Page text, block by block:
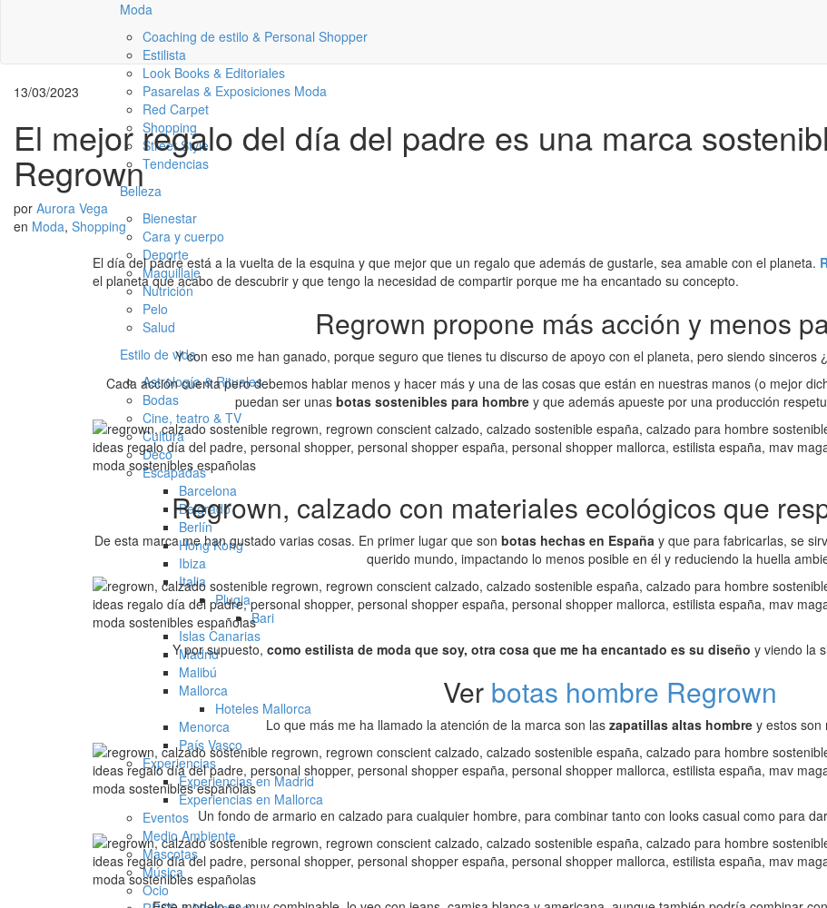
Moda
Coaching de estilo & Personal Shopper
Estilista
Look Books & Editoriales
Pasarelas & Exposiciones Moda
Red Carpet
Shopping
Street Style
Tendencias
Belleza
Bienestar
Cara y cuerpo
Deporte
Maquillaje
Nutrición
Pelo
Salud
Estilo de vida
Astrología & Rituales
Bodas
Cine, teatro & TV
Cultura
Deco
Escapadas
Barcelona
Belgrado
Berlín
Hong Kong
Ibiza
Italia
Plugia
Bari
Islas Canarias
Madrid
Malibú
Mallorca
Hoteles Mallorca
Menorca
País Vasco
Experiencias
Experiencias en Madrid
Experiencias en Mallorca
Eventos
Medio Ambiente
Mascotas
Música
Ocio
13/03/2023
El mejor regalo del día del padre es una marca
Regrown
por Aurora Vega
en Moda, Shopping
El día del padre está a la vuelta de la esquina y que mejor que un regalo que además de gustarle, sea amable con el planeta.
el planeta que acabo de descubrir y que tengo la necesidad de compartir porque me ha encantado su concepto.
Regrown propone más acción y menos
Y con eso me han ganado, porque seguro que tienes tu discurso de apoyo con el planeta, pero siendo sinceros
Cada acción cuenta pero debemos hablar menos y hacer más y una de las cosas que están en nuestras manos (o mejor
puedan ser unasbotas sostenibles para hombrey que además apueste por una producción
Regrown, calzado con materiales ecológicos que
De esta marca me han gustado varias cosas. En primer lugar que son botas hechas en Españay que para fabricarlas, se
querido mundo, impactando lo menos posible en él y reduciendo la huella
Y por supuesto, como estilista de moda que soy, otra cosa que me ha encantado es su diseño y viendo la
Ver botas hombre Regrown
Lo que más me ha llamado la atención de la marca son las zapatillas altas hombre y estos son
Un fondo de armario en calzado para cualquier hombre, para combinar tanto con looks casual como para